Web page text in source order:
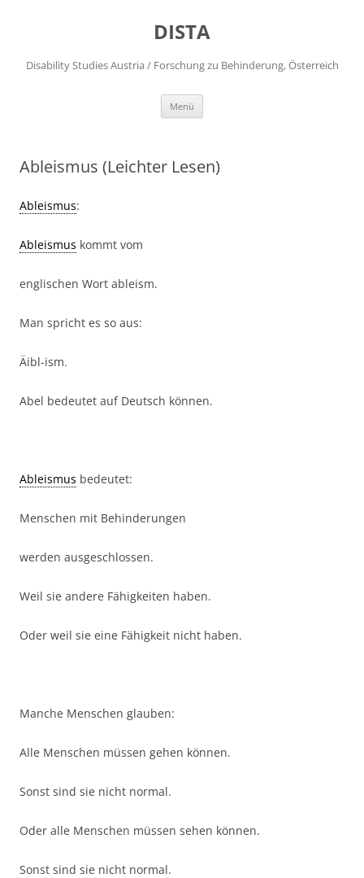
DISTA
Disability Studies Austria / Forschung zu Behinderung, Österreich
Menü
Ableismus (Leichter Lesen)
Ableismus:
Ableismus kommt vom
englischen Wort ableism.
Man spricht es so aus:
Äibl-ism.
Abel bedeutet auf Deutsch können.
Ableismus bedeutet:
Menschen mit Behinderungen
werden ausgeschlossen.
Weil sie andere Fähigkeiten haben.
Oder weil sie eine Fähigkeit nicht haben.
Manche Menschen glauben:
Alle Menschen müssen gehen können.
Sonst sind sie nicht normal.
Oder alle Menschen müssen sehen können.
Sonst sind sie nicht normal.